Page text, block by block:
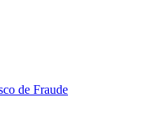
de Fraude